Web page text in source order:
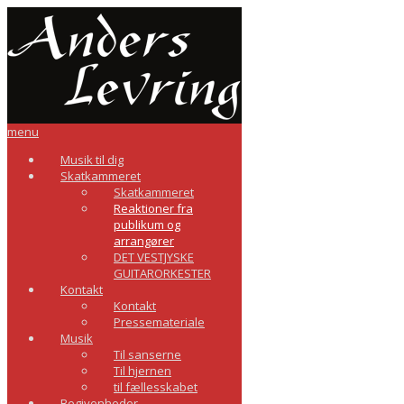
menu
Musik til dig
Skatkammeret
Skatkammeret
Reaktioner fra
publikum og
arrangører
DET VESTJYSKE
GUITARORKESTER
Kontakt
Kontakt
Pressemateriale
Musik
Til sanserne
Til hjernen
til fællesskabet